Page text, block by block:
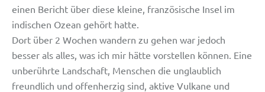
einen Bericht über diese kleine, französische Insel im
indischen Ozean gehört hatte.
Dort über 2 Wochen wandern zu gehen war jedoch
besser als alles, was ich mir hätte vorstellen können. Eine
unberührte Landschaft, Menschen die unglaublich
freundlich und offenherzig sind, aktive Vulkane und